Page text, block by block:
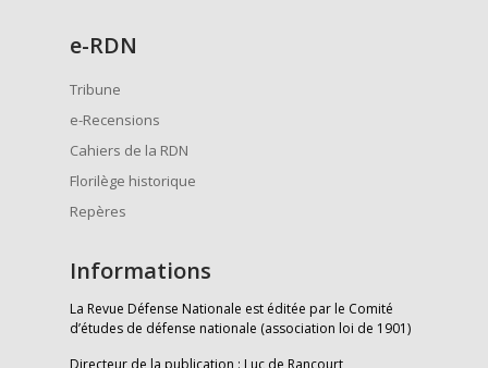
e-RDN
Tribune
e-Recensions
Cahiers de la RDN
Florilège historique
Repères
Informations
La Revue Défense Nationale est éditée par le Comité
d’études de défense nationale (association loi de 1901)